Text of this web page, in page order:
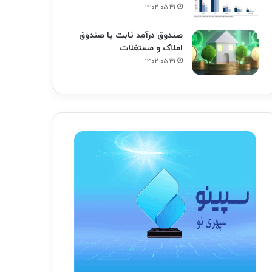
۱۴۰۲-۰۵-۳۱
صندوق درآمد ثابت یا صندوق
املاک و مستغلات
۱۴۰۲-۰۵-۳۱